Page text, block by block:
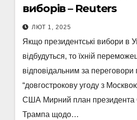
виборів – Reuters
ЛЮТ 1, 2025
Якщо президентські вибори в
відбудуться, то їхній
відповідальним за переговори
“довгострокову угоду з
США Мирний план
Трампа щодо…